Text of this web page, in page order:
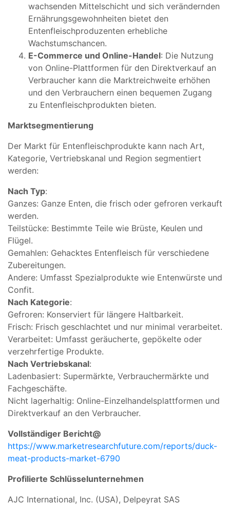
wachsenden Mittelschicht und sich verändernden
Ernährungsgewohnheiten bietet den
Entenfleischproduzenten erhebliche
Wachstumschancen.
E-Commerce und Online-Handel: Die Nutzung
von Online-Plattformen für den Direktverkauf an
Verbraucher kann die Marktreichweite erhöhen
und den Verbrauchern einen bequemen Zugang
zu Entenfleischprodukten bieten.
Marktsegmentierung
Der Markt für Entenfleischprodukte kann nach Art,
Kategorie, Vertriebskanal und Region segmentiert
werden:
Nach Typ:
Ganzes: Ganze Enten, die frisch oder gefroren verkauft
werden.
Teilstücke: Bestimmte Teile wie Brüste, Keulen und
Flügel.
Gemahlen: Gehacktes Entenfleisch für verschiedene
Zubereitungen.
Andere: Umfasst Spezialprodukte wie Entenwürste und
Confit.
Nach Kategorie:
Gefroren: Konserviert für längere Haltbarkeit.
Frisch: Frisch geschlachtet und nur minimal verarbeitet.
Verarbeitet: Umfasst geräucherte, gepökelte oder
verzehrfertige Produkte.
Nach Vertriebskanal:
Ladenbasiert: Supermärkte, Verbrauchermärkte und
Fachgeschäfte.
Nicht lagerhaltig: Online-Einzelhandelsplattformen und
Direktverkauf an den Verbraucher.
Vollständiger Bericht@
https://www.marketresearchfuture.com/reports/duck-
meat-products-market-6790
Profilierte Schlüsselunternehmen
AJC International, Inc. (USA), Delpeyrat SAS